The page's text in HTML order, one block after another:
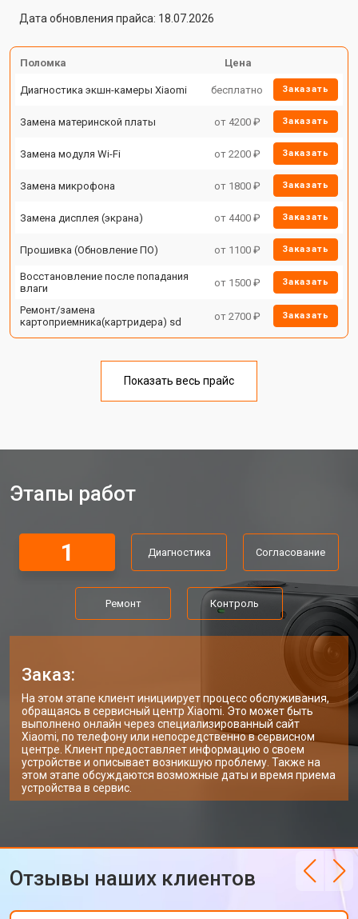
Дата обновления прайса: 18.07.2026
Поломка Цена
Диагностика экшн-камеры Xiaomi бесплатно Заказать
Замена материнской платы от 4200 ₽ Заказать
Замена модуля Wi-Fi от 2200 ₽ Заказать
Замена микрофона от 1800 ₽ Заказать
Замена дисплея (экрана) от 4400 ₽ Заказать
Прошивка (Обновление ПО) от 1100 ₽ Заказать
Восстановление после попадания
влаги
от 1500 ₽ Заказать
Ремонт/замена
картоприемника(картридера) sd
от 2700 ₽ Заказать
Показать весь прайс
Этапы работ
1 Диагностика Согласование
Ремонт Контроль
Заказ:
На этом этапе клиент инициирует процесс обслуживания,
обращаясь в сервисный центр Xiaomi. Это может быть
выполнено онлайн через специализированный сайт
Xiaomi, по телефону или непосредственно в сервисном
центре. Клиент предоставляет информацию о своем
устройстве и описывает возникшую проблему. Также на
этом этапе обсуждаются возможные даты и время приема
устройства в сервис.
Отзывы наших клиентов